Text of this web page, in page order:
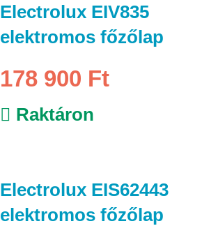
Electrolux EIV835
elektromos főzőlap
178 900 Ft
Raktáron
Electrolux EIS62443
elektromos főzőlap